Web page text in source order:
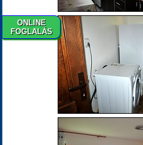
ONLINE
FOGLALÁS